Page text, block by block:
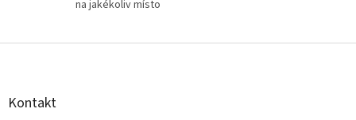
na jakékoliv místo
Z
Kontakt